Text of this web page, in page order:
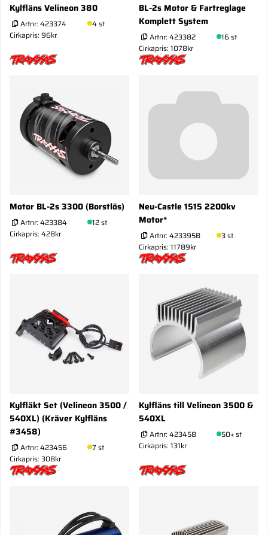
Kylfläns Velineon 380
Artnr: 423374
4 st
Cirkapris: 96kr
BL-2s Motor & Fartreglage
Komplett System
Artnr: 423382
16 st
Cirkapris: 1078kr
Motor BL-2s 3300 (Borstlös)
Artnr: 423384
12 st
Cirkapris: 428kr
Neu-Castle 1515 2200kv
Motor*
Artnr: 423395B
3 st
Cirkapris: 11789kr
Kylfläkt Set (Velineon 3500 /
540XL) (Kräver Kylfläns
#3458)
Artnr: 423456
7 st
Cirkapris: 308kr
Kylfläns till Velineon 3500 &
540XL
Artnr: 423458
50+ st
Cirkapris: 131kr